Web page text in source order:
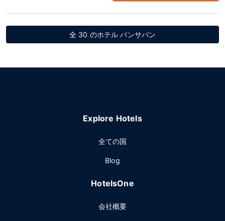
全 30 のホテル バンサパン
Explore Hotels
全ての国
Blog
HotelsOne
会社概要